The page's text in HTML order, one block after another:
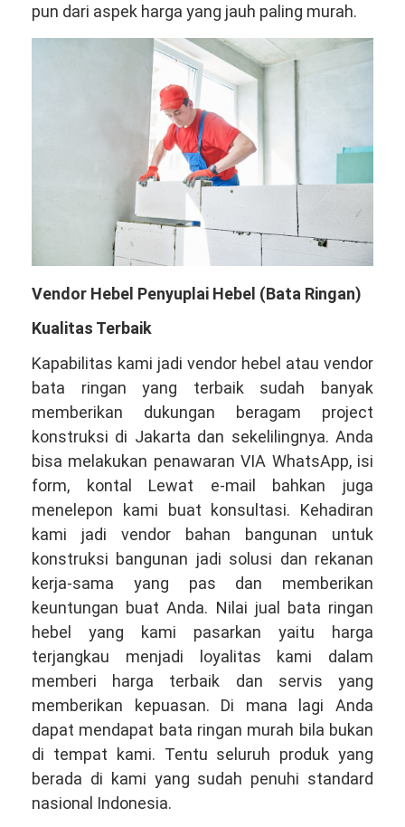
pun dari aspek harga yang jauh paling murah.
Vendor Hebel Penyuplai Hebel (Bata Ringan)
Kualitas Terbaik
Kapabilitas kami jadi vendor hebel atau vendor
bata ringan yang terbaik sudah banyak
memberikan dukungan beragam project
konstruksi di Jakarta dan sekelilingnya. Anda
bisa melakukan penawaran VIA WhatsApp, isi
form, kontal Lewat e-mail bahkan juga
menelepon kami buat konsultasi. Kehadiran
kami jadi vendor bahan bangunan untuk
konstruksi bangunan jadi solusi dan rekanan
kerja-sama yang pas dan memberikan
keuntungan buat Anda. Nilai jual bata ringan
hebel yang kami pasarkan yaitu harga
terjangkau menjadi loyalitas kami dalam
memberi harga terbaik dan servis yang
memberikan kepuasan. Di mana lagi Anda
dapat mendapat bata ringan murah bila bukan
di tempat kami. Tentu seluruh produk yang
berada di kami yang sudah penuhi standard
nasional Indonesia.